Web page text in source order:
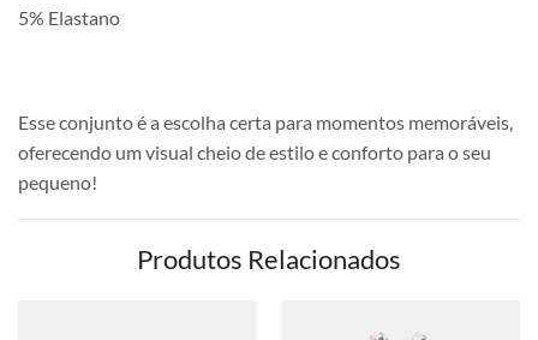
5% Elastano
Esse conjunto é a escolha certa para momentos memoráveis,
oferecendo um visual cheio de estilo e conforto para o seu
pequeno!
Produtos Relacionados